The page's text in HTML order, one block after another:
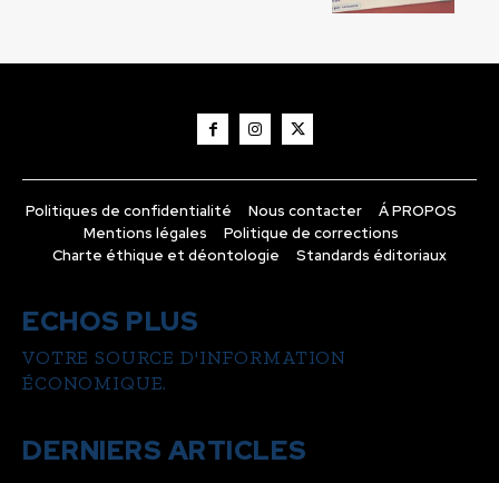
Politiques de confidentialité Nous contacter
Á PROPOS
Mentions légales
Politique de corrections
Charte éthique et déontologie
Standards éditoriaux
ECHOS PLUS
VOTRE SOURCE D'INFORMATION
ÉCONOMIQUE.
DERNIERS ARTICLES